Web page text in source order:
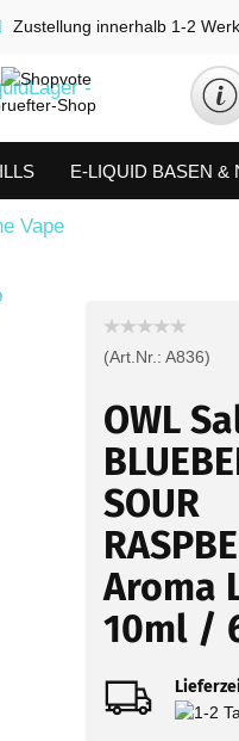
Zustellung innerhalb 1-2
E-LIQUID BASEN &
& SETS
(Art.Nr.: A836)
OWL
SOUR
Aroma
10ml /